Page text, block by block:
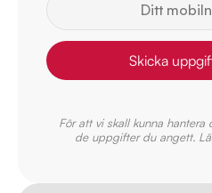
Skicka
För att vi skall kunna
de uppgifter du angett.